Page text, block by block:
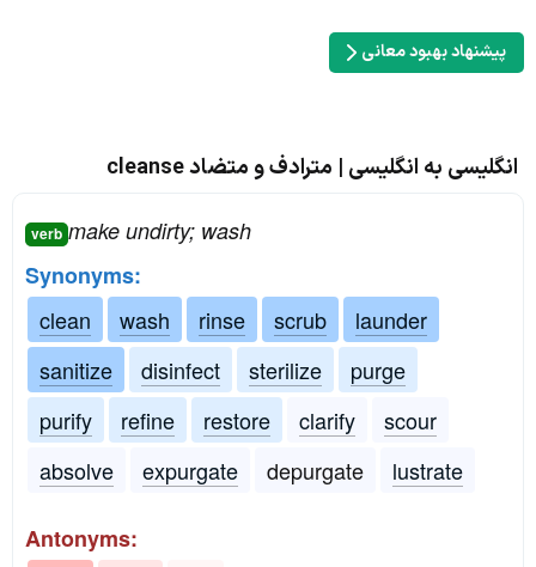
پیشنهاد بهبود معانی
انگلیسی به انگلیسی | مترادف و متضاد cleanse
verb make undirty; wash
Synonyms:
clean
wash rinse scrub
launder
sanitize
disinfect sterilize
purge
purify
refine restore clarify
scour
absolve
expurgate depurgate lustrate
Antonyms: